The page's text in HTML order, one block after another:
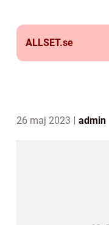
ALLSET.se
26 maj 2023 admin